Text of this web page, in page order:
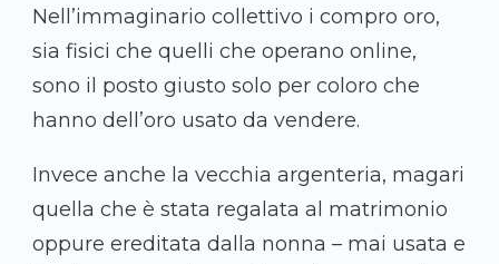
Nell’immaginario collettivo i compro oro,
sia fisici che quelli che operano online,
sono il posto giusto solo per coloro che
hanno dell’oro usato da vendere.
Invece anche la vecchia argenteria, magari
quella che è stata regalata al matrimonio
oppure ereditata dalla nonna – mai usata e